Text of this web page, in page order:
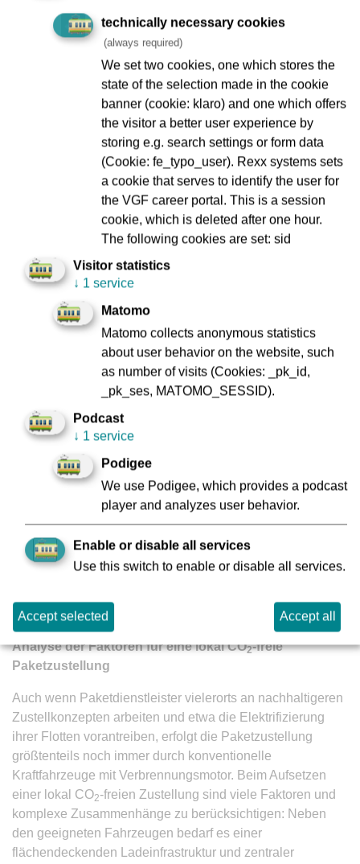
kein Widerspruch sind, sondern sich – ganz im Gegenteil –
gut ergänzen. Paketdienste auf die Schiene zu verlagern,
schafft mehr Raum auf der Straße. Zudem ist der
Wirtschaftsverkehr ein wichtiger Stellhebel, um die
Emissionen im Verkehrssektor zu senken. Wir freuen uns
auf die wissenschaftliche Analyse der Frankfurt UAS, um
den Nutzen des Pilotprojektes sachlich und differenziert
bewerten zu können.“
„Wir sind Bestandteil eines neuen Konzepts der
umweltfreundlicheren Paketzustellung. Mit dem Einsatz
unserer Bahn können Pakete zukünftig lokal emissionsfrei
von den städtischen Randgebieten in die Innenstädte
transportiert werden und damit gehen die VGF und ihre
Partner einen innovativen Weg, die Lebensqualität in
Frankfurt zu verbessern“, bestätigt
die Geschäftsführung
„Die Dekarbonisierung unseres Logistiknetzwerks spielt
Versprechens Climate Pledge zu erreichen: bis 2040 in
allen Geschäftsbereichen CO2-neutral zu sein. Wir
investieren, experimentieren und innovieren weiterhin in
diesem Bereich und freuen uns über die Zusammenarbeit
mit der VGF und der UAS in der nächsten Phase dieses
Projekts“, soMartin Andersen, Country Director MEU
Analyse der Faktoren für eine lokal CO2-freie
Paketzustellung
Auch wenn Paketdienstleister vielerorts an nachhaltigeren
Zustellkonzepten arbeiten und etwa die Elektrifizierung
ihrer Flotten vorantreiben, erfolgt die Paketzustellung
größtenteils noch immer durch konventionelle
Kraftfahrzeuge mit Verbrennungsmotor. Beim Aufsetzen
einer lokal CO2-freien Zustellung sind viele Faktoren und
komplexe Zusammenhänge zu berücksichtigen: Neben
den geeigneten Fahrzeugen bedarf es einer
flächendeckenden Ladeinfrastruktur und zentraler
technically necessary cookies
(always required)
We set two cookies, one which stores the
state of the selection made in the cookie
banner (cookie: klaro) and one which offers
the visitor a better user experience by
storing e.g. search settings or form data
(Cookie: fe_typo_user). Rexx systems sets
a cookie that serves to identify the user for
the VGF career portal. This is a session
cookie, which is deleted after one hour.
The following cookies are set: sid
Visitor statistics
↓ 1 service
Matomo
Matomo collects anonymous statistics
about user behavior on the website, such
as number of visits (Cookies: _pk_id,
_pk_ses, MATOMO_SESSID).
Podcast
↓ 1 service
Podigee
We use Podigee, which provides a podcast
player and analyzes user behavior.
Enable or disable all services
Use this switch to enable or disable all services.
Accept selected Accept all